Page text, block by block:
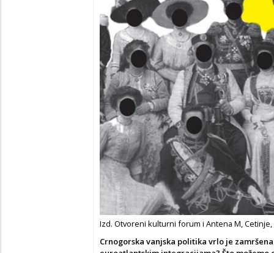
Izd. Otvoreni kulturni forum i Antena M, Cetinje,
Crnogorska vanjska politika vrlo je